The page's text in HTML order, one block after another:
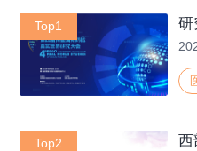
Top1 研
Top2